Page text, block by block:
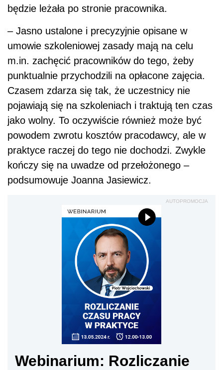
będzie leżała po stronie pracownika.
– Jasno ustalone i precyzyjnie opisane w
umowie szkoleniowej zasady mają na celu
m.in. zachęcić pracowników do tego, żeby
punktualnie przychodzili na opłacone zajęcia.
Czasem zdarza się tak, że uczestnicy nie
pojawiają się na szkoleniach i traktują ten czas
jako wolny. To oczywiście również może być
powodem zwrotu kosztów pracodawcy, ale w
praktyce raczej do tego nie dochodzi. Zwykle
kończy się na uwadze od przełożonego –
podsumowuje Joanna Jasiewicz.
AUTOPROMOCJA
Webinarium: Rozliczanie